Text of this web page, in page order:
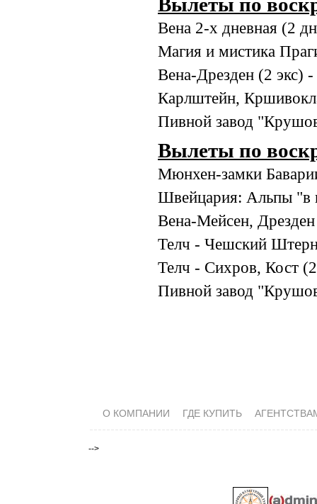
Вылеты по
Вена 2-х дневная (2
Магия и мистика
Вена-Дрезден (2 экс) -
Карлштейн,
Пивной завод
Вылеты по
Мюнхен-замки
Швейцария: Альпы "в
Вена-Мейсен,
Телч - Чешский
Телч - Сихров, Кост
Пивной завод
О КОМПАНИИ ГДЕ КУПИТЬ
-->